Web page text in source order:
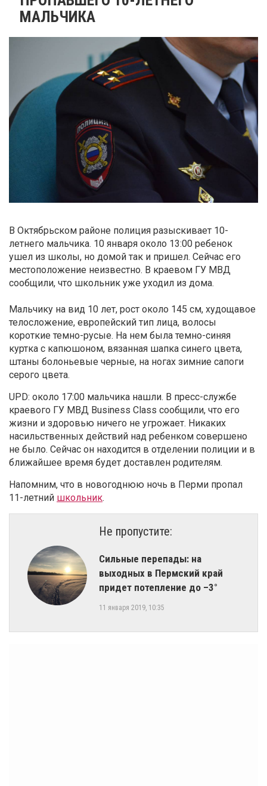
МАЛЬЧИКА
В Октябрьском районе полиция разыскивает 10-
летнего мальчика. 10 января около 13:00 ребенок
ушел из школы, но домой так и пришел. Сейчас его
местоположение неизвестно. В краевом ГУ МВД
сообщили, что школьник уже уходил из дома.
Мальчику на вид 10 лет, рост около 145 см, худощавое
телосложение, европейский тип лица, волосы
короткие темно-русые. На нем была темно-синяя
куртка с капюшоном, вязанная шапка синего цвета,
штаны болоньевые черные, на ногах зимние сапоги
серого цвета.
UPD: около 17:00 мальчика нашли. В пресс-службе
краевого ГУ МВД Business Class сообщили, что его
жизни и здоровью ничего не угрожает. Никаких
насильственных действий над ребенком совершено
не было. Сейчас он находится в отделении полиции и в
ближайшее время будет доставлен родителям.
Напомним, что в новогоднюю ночь в Перми пропал
11-летний школьник.
Не пропустите:
Сильные перепады: на
выходных в Пермский край
придет потепление до –3°
11 января 2019, 10:35